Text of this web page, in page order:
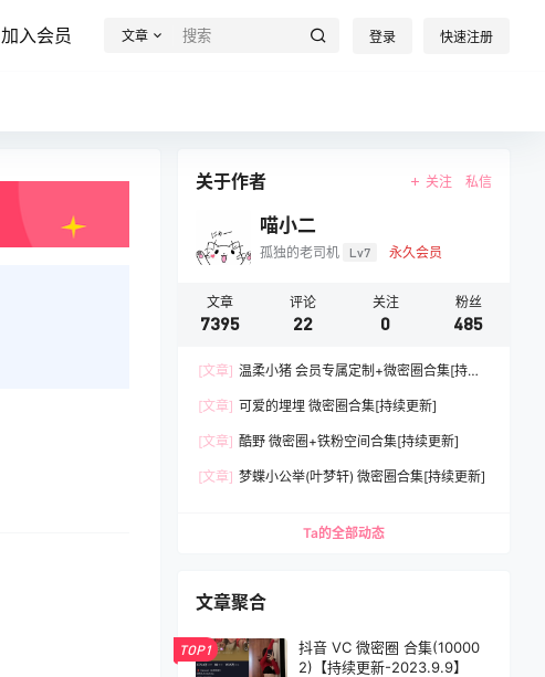
加入会员 文章 登录 快速注册
关于作者 关注 私信
喵小二
孤独的老司机 Lv7 永久会员
文章
7395
评论
22
关注
0
粉丝
485
[文章] 温柔小猪 会员专属定制+微密圈合集[持续
[文章] 可爱的埋埋 微密圈合集[持续更新]
[文章] 酷野 微密圈+铁粉空间合集[持续更新]
[文章] 梦蝶小公举(叶梦轩) 微密圈合集[持续更新]
Ta的全部动态
文章聚合
TOP1
抖音 VC 微密圈 合集(10000
2)【持续更新-2023.9.9】